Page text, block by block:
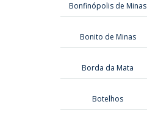
Bonfinópolis de Minas
Bonito de Minas
Borda da Mata
Botelhos